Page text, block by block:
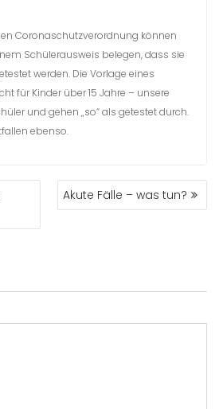
Coronaschutzverordnung können
Schülerausweis belegen, dass sie
werden. Die Vorlage eines
für Kinder über 15 Jahre – unsere
und gehen „so“ als getestet durch.
ebenso.
Akute Fälle – was tun?